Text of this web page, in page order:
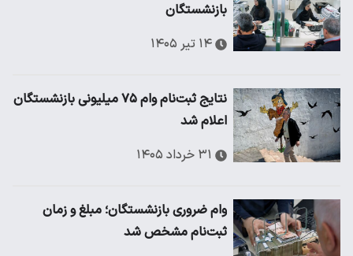
بازنشستگان
۱۴ تیر ۱۴۰۵
نتایج ثبت‌نام وام ۷۵ میلیونی بازنشستگان
اعلام شد
۳۱ خرداد ۱۴۰۵
وام ضروری بازنشستگان؛ مبلغ و زمان
ثبت‌نام مشخص شد